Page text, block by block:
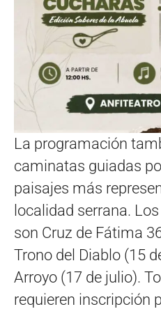
La programación
caminatas guiadas
paisajes más
localidad serrana.
son Cruz de Fátima
Trono del Diablo (15
Arroyo (17 de julio).
requieren inscripción